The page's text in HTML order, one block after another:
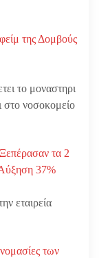
της Δομβούς
το μοναστηρι
στο νοσοκομείο
τα 2
37%
εταιρεία
των